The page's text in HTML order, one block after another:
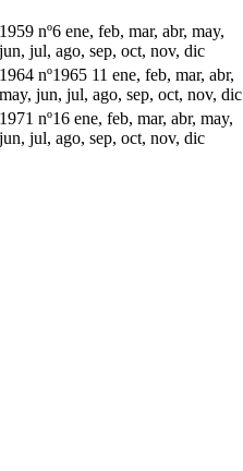
1959 nº6 ene, feb, mar, abr, may,
jun, jul, ago, sep, oct, nov, dic
1964 nº1965 11 ene, feb, mar, abr,
may, jun, jul, ago, sep, oct, nov, dic
1971 nº16 ene, feb, mar, abr, may,
jun, jul, ago, sep, oct, nov, dic